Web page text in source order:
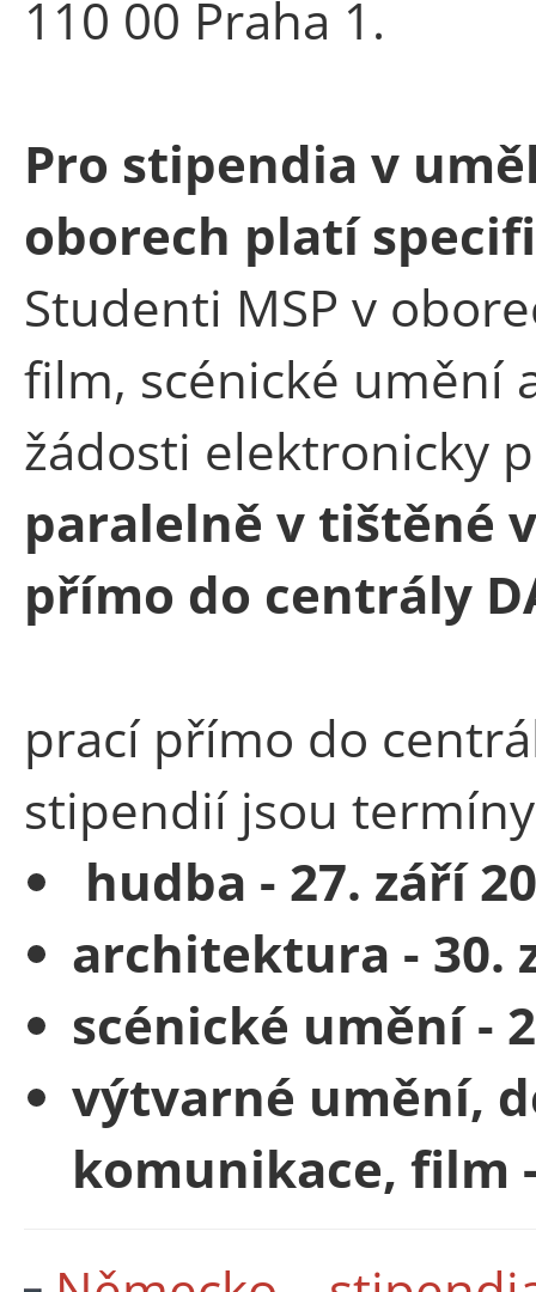
110 00 Praha 1.
Pro stipendia v
oborech platí
Studenti MSP v
film, scénické umění
žádosti elektronicky
paralelně v tištěné
přímo do centrály
prací přímo do
stipendií jsou
hudba - 27. září
architektura - 30.
scénické umění -
výtvarné umění,
komunikace, film